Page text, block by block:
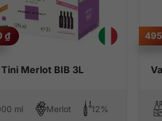
sắc đỏ đậm, đừng quên lắc nhẹ ly
Châu Á, lẫn Châu Âu để bữa tiệc
Tini Merlot BIB 3L
₫
ml Merlot 12%